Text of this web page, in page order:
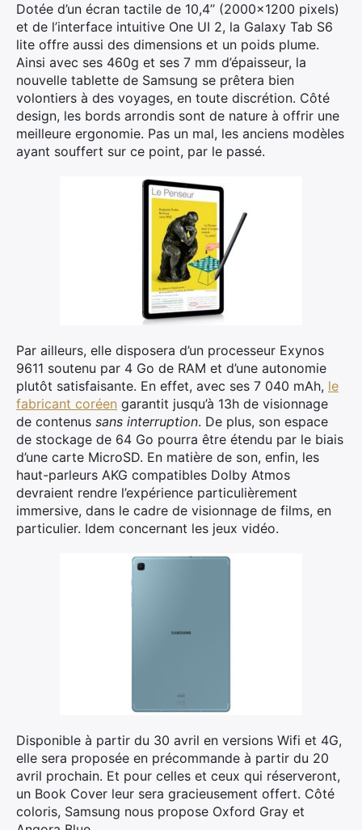
Dotée d’un écran tactile de 10,4’’ (2000×1200 pixels)
et de l’interface intuitive One UI 2, la Galaxy Tab S6
lite offre aussi des dimensions et un poids plume.
Ainsi avec ses 460g et ses 7 mm d’épaisseur, la
nouvelle tablette de Samsung se prêtera bien
volontiers à des voyages, en toute discrétion. Côté
design, les bords arrondis sont de nature à offrir une
meilleure ergonomie. Pas un mal, les anciens modèles
ayant souffert sur ce point, par le passé.
Par ailleurs, elle disposera d’un processeur Exynos
9611 soutenu par 4 Go de RAM et d’une autonomie
plutôt satisfaisante. En effet, avec ses 7 040 mAh, le
fabricant coréen garantit jusqu’à 13h de visionnage
de contenus sans interruption. De plus, son espace
de stockage de 64 Go pourra être étendu par le biais
d’une carte MicroSD. En matière de son, enfin, les
haut-parleurs AKG compatibles Dolby Atmos
devraient rendre l’expérience particulièrement
immersive, dans le cadre de visionnage de films, en
particulier. Idem concernant les jeux vidéo.
Disponible à partir du 30 avril en versions Wifi et 4G,
elle sera proposée en précommande à partir du 20
avril prochain. Et pour celles et ceux qui réserveront,
un Book Cover leur sera gracieusement offert. Côté
coloris, Samsung nous propose Oxford Gray et